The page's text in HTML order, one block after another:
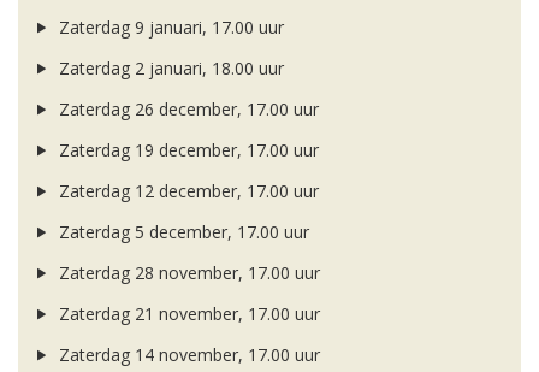
Zaterdag 9 januari, 17.00 uur
Zaterdag 2 januari, 18.00 uur
Zaterdag 26 december, 17.00 uur
Zaterdag 19 december, 17.00 uur
Zaterdag 12 december, 17.00 uur
Zaterdag 5 december, 17.00 uur
Zaterdag 28 november, 17.00 uur
Zaterdag 21 november, 17.00 uur
Zaterdag 14 november, 17.00 uur